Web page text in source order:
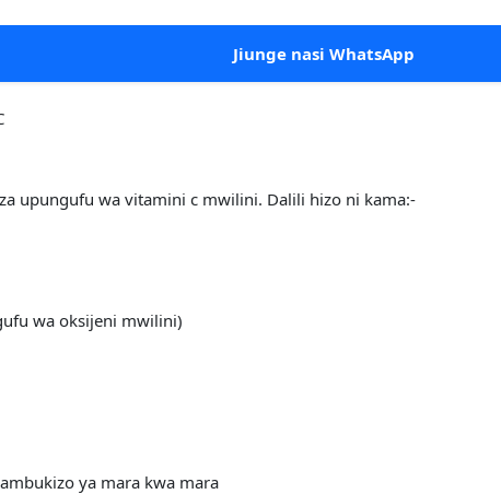
Jiunge nasi WhatsApp
upungufu wa vitamini c mwilini. Dalili hizo ni kama:-
wa oksijeni mwilini)
ya mara kwa mara